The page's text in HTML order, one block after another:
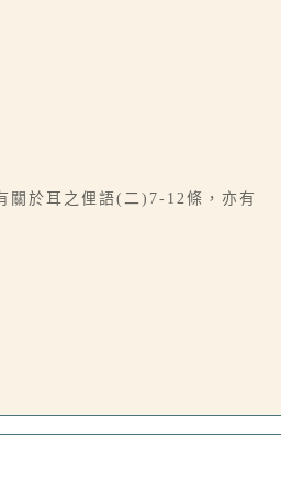
關於耳之俚語(二)7-12條，亦有